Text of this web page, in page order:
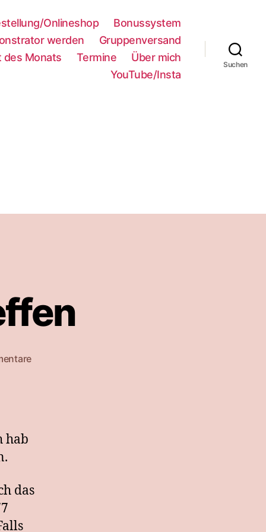
Onlineshop
Bonussystem
werden
Gruppenversand
des Monats Termine
Über mich
YouTube/Insta
Suchen
zu
hab
das